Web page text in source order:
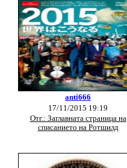
anti666
17/11/2015 19:19
Отг.: Заглавната страница на
списанието на Ротшилд